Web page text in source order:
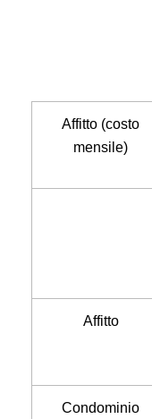
Affitto (costo
mensile)
Affitto
Condominio